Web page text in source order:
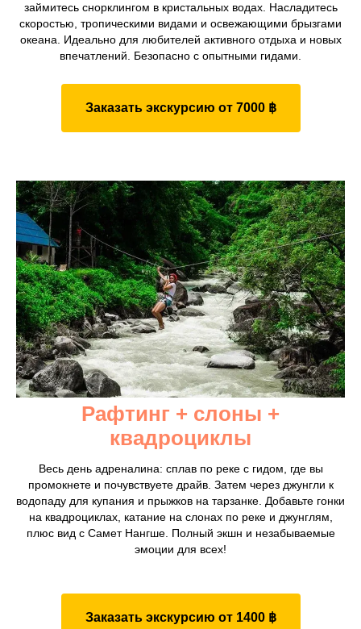
займитесь снорклингом в кристальных водах. Насладитесь
скоростью, тропическими видами и освежающими брызгами
океана. Идеально для любителей активного отдыха и новых
впечатлений. Безопасно с опытными гидами.
Заказать экскурсию от 7000 ฿
Рафтинг + слоны +
квадроциклы
Весь день адреналина: сплав по реке с гидом, где вы
промокнете и почувствуете драйв. Затем через джунгли к
водопаду для купания и прыжков на тарзанке. Добавьте гонки
на квадроциклах, катание на слонах по реке и джунглям,
плюс вид с Самет Нангше. Полный экшн и незабываемые
эмоции для всех!
Заказать экскурсию от 1400 ฿